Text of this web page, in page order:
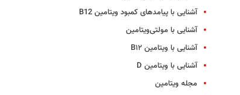
آشنایی با پیامدهای کمبود ویتامین B12
آشنایی با مولتی‌ویتامین
آشنایی با ویتامین B۱۲
آشنایی با ویتامین D
مجله ویتامین